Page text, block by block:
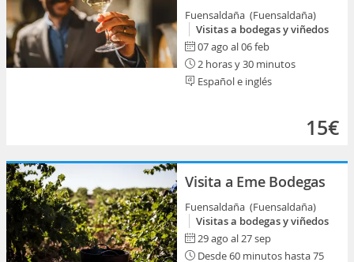
Fuensaldaña (Fuensaldaña)
Visitas a bodegas y viñedos
07 ago al 06 feb
2 horas y 30 minutos
Español e inglés
15€
Visita a Eme Bodegas
Fuensaldaña (Fuensaldaña)
Visitas a bodegas y viñedos
29 ago al 27 sep
Desde 60 minutos hasta 75